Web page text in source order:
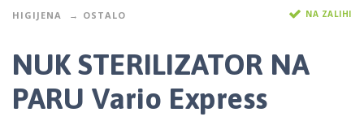
HIGIJENA OSTALO NA ZALIHI
NUK STERILIZATOR NA
PARU Vario Express